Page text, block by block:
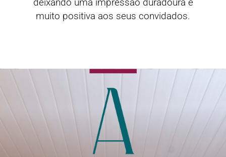
muito positiva aos seus convidados.